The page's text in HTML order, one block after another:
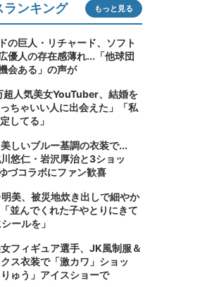
ランキング もっと見る
の巨人・リチャード、ソフト
優人の存在感薄れ...「他球団
会ある」の声が
人気美女YouTuber、結婚を
ちゃいい人に出会えた」「私
してる」
しいブルー基調の衣装で...
川悠仁・岩沢厚治と3ショッ
づコラボにファン歓喜
美、被災地炊き出しで細やか
並んでくれた子やとりにきて
ールを」
女フィギュア選手、JK風制服＆
ス衣装で「激カワ」ショッ
ゅう」アイスショーで